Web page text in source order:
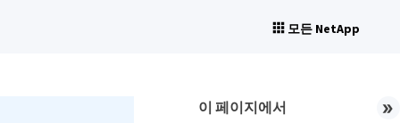
모든 NetApp
이 페이지에서